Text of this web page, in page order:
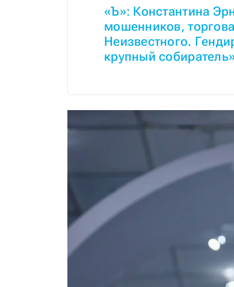
«Ъ»: Константина
мошенников,
Неизвестного.
крупный